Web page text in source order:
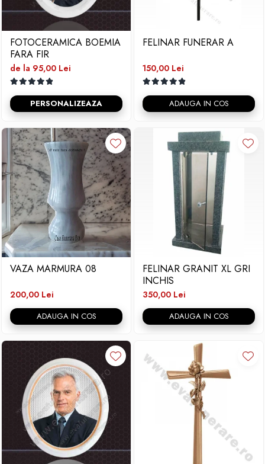
FOTOCERAMICA BOEMIA
FARA FIR
de la 95,00 Lei
PERSONALIZEAZA
FELINAR FUNERAR A
150,00 Lei
ADAUGA IN COS
VAZA MARMURA 08
200,00 Lei
ADAUGA IN COS
FELINAR GRANIT XL GRI
INCHIS
350,00 Lei
ADAUGA IN COS